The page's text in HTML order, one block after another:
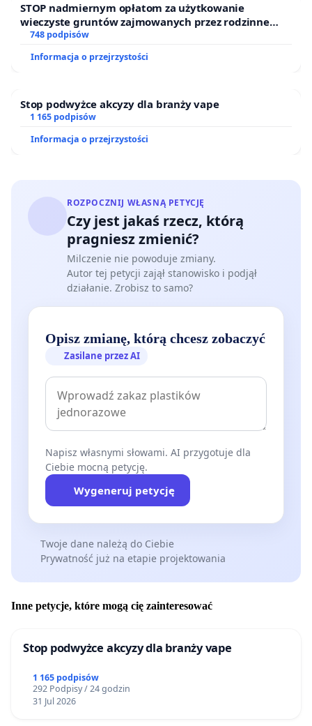
STOP nadmiernym opłatom za użytkowanie
wieczyste gruntów zajmowanych przez rodzinne
ogrody działkowe.
748 podpisów
Informacja o przejrzystości
Stop podwyżce akcyzy dla branży vape
1 165 podpisów
Informacja o przejrzystości
ROZPOCZNIJ WŁASNĄ PETYCJĘ
Czy jest jakaś rzecz, którą
pragniesz zmienić?
Milczenie nie powoduje zmiany.
Autor tej petycji zajął stanowisko i podjął
działanie. Zrobisz to samo?
Opisz zmianę, którą chcesz zobaczyć
Zasilane przez AI
Napisz własnymi słowami. AI przygotuje dla
Ciebie mocną petycję.
Wygeneruj petycję
Twoje dane należą do Ciebie
Prywatność już na etapie projektowania
Inne petycje, które mogą cię zainteresować
Stop podwyżce akcyzy dla branży vape
1 165 podpisów
292 Podpisy / 24 godzin
31 Jul 2026